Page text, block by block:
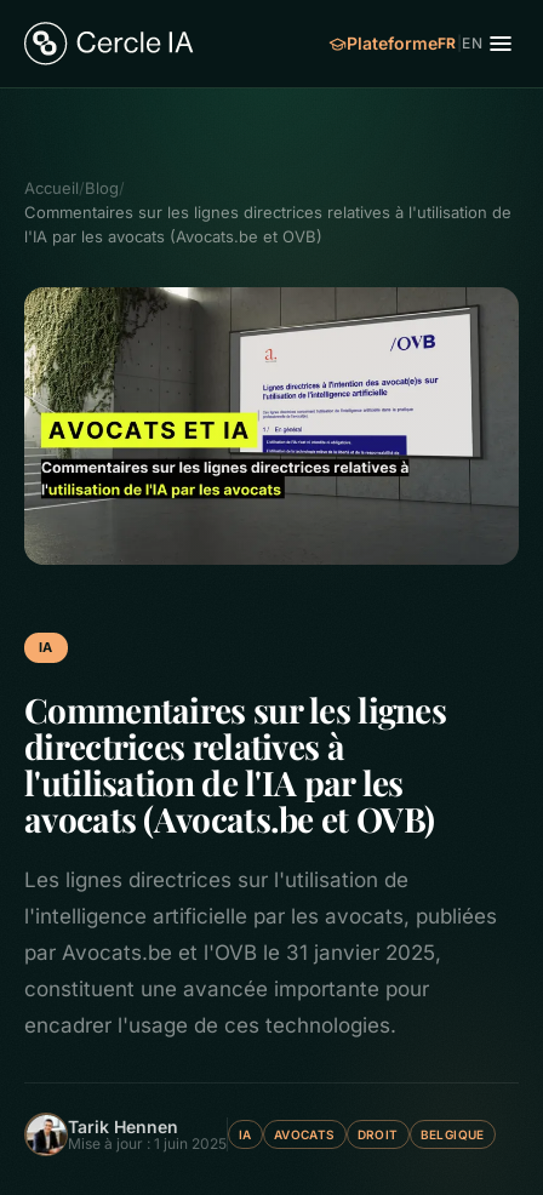
PlateformeFR EN
Accueil/Blog/
Commentaires sur les lignes directrices relatives à l'utilisation de
l'IA par les avocats (Avocats.be et OVB)
IA
Commentaires sur les lignes
directrices relatives à
l'utilisation de l'IA par les
avocats (Avocats.be et OVB)
Les lignes directrices sur l'utilisation de
l'intelligence artificielle par les avocats, publiées
par Avocats.be et l'OVB le 31 janvier 2025,
constituent une avancée importante pour
encadrer l'usage de ces technologies.
Tarik Hennen
Mise à jour : 1 juin 2025 IA AVOCATS DROIT BELGIQUE